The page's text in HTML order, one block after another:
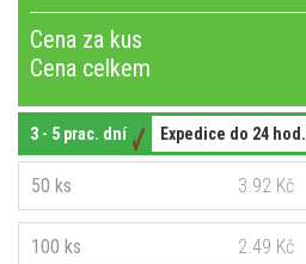
Cena za kus
Cena celkem
3 - 5 prac. dní Expedice do 24 hod.
50 ks 3.92 Kč
100 ks 2.49 Kč